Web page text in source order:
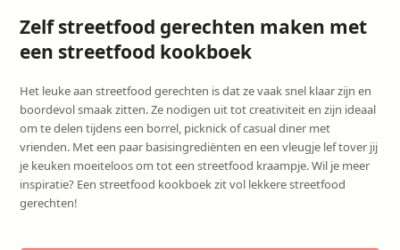
Zelf streetfood gerechten maken met
een streetfood kookboek
Het leuke aan streetfood gerechten is dat ze vaak snel klaar zijn en
boordevol smaak zitten. Ze nodigen uit tot creativiteit en zijn ideaal
om te delen tijdens een borrel, picknick of casual diner met
vrienden. Met een paar basisingrediënten en een vleugje lef tover jij
je keuken moeiteloos om tot een streetfood kraampje. Wil je meer
inspiratie? Een streetfood kookboek zit vol lekkere streetfood
gerechten!